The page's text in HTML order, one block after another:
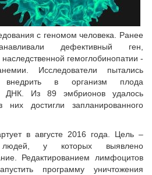
с геномом человека. Ранее
дефективный ген,
гемоглобинопатии -
Исследователи пытались
внедрить в организм плода
ДНК. Из 89 эмбрионов удалось
достигли запланированного
в августе 2016 года. Цель –
людей, у которых выявлено
Редактированием лимфоцитов
программу уничтожения